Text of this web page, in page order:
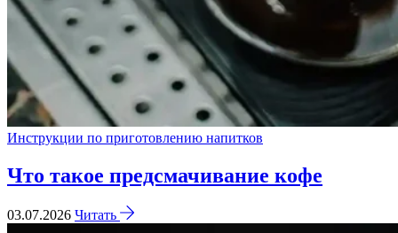
Инструкции по приготовлению напитков
Что такое предсмачивание кофе
03.07.2026 Читать